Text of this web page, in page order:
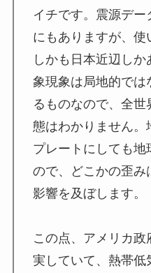
イチです。震源デ
にもありますが、使
しかも日本近辺し
象現象は局地的では
るものなので、全
態はわかりません。
プレートにしても
ので、どこかの歪み
影響を及ぼします。
この点、アメリカ
実していて、熱帯低